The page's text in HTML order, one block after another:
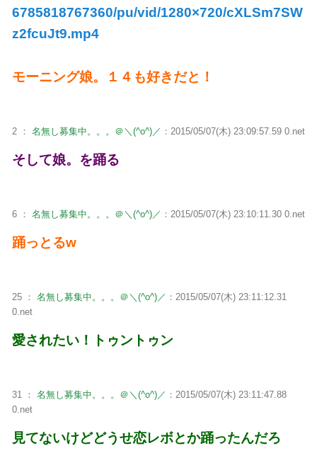
6785818767360/pu/vid/1280×720/cXLSm7SW
z2fcuJt9.mp4
モーニング娘。１４も好きだと！
2 ： 名無し募集中。。。＠＼(^o^)／ ：2015/05/07(木) 23:09:57.59 0.net
そして娘。を踊る
6 ： 名無し募集中。。。＠＼(^o^)／ ：2015/05/07(木) 23:10:11.30 0.net
踊っとるw
25 ： 名無し募集中。。。＠＼(^o^)／ ：2015/05/07(木) 23:11:12.31
0.net
愛されたい！トゥントゥン
31 ： 名無し募集中。。。＠＼(^o^)／ ：2015/05/07(木) 23:11:47.88
0.net
見てないけどどうせ恋レボとか踊ったんだろ